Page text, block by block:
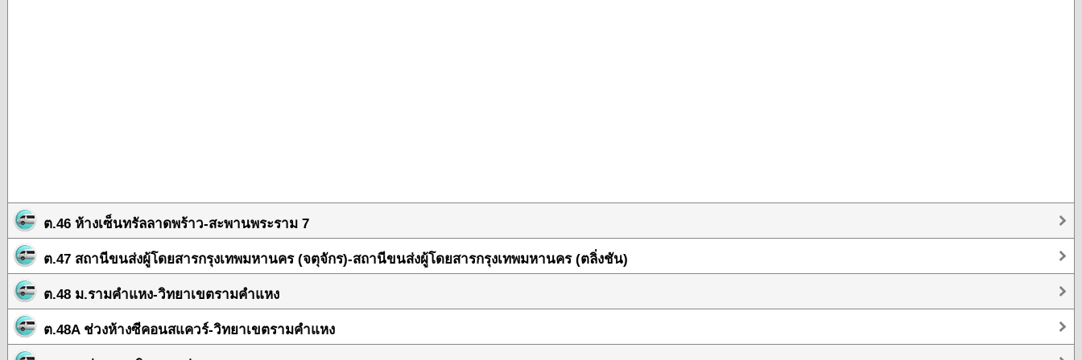
ต.46 ห้างเซ็นทรัลลาดพร้าว-สะพานพระราม 7
ต.47 สถานีขนส่งผู้โดยสารกรุงเทพมหานคร (จตุจักร)-สถานีขนส่งผู้โดยสารกรุงเทพมหานคร (ตลิ่งชัน)
ต.48 ม.รามคำแหง-วิทยาเขตรามคำแหง
ต.48A ช่วงห้างซีคอนสแควร์-วิทยาเขตรามคำแหง